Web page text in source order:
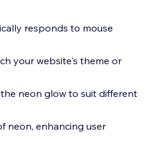
responds to mouse
your website's theme or
neon glow to suit different
neon, enhancing user